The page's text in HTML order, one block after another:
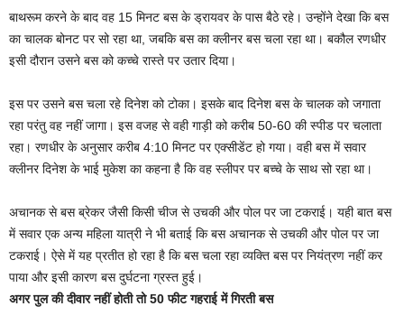
बाथरूम करने के बाद वह 15 मिनट बस के ड्रायवर के पास बैठे रहे। उन्होंने देखा कि बस
का चालक बोनट पर सो रहा था, जबकि बस का क्लीनर बस चला रहा था। बकौल रणधीर
इसी दौरान उसने बस को कच्चे रास्ते पर उतार दिया।
इस पर उसने बस चला रहे दिनेश को टोका। इसके बाद दिनेश बस के चालक को जगाता
रहा परंतु वह नहीं जागा। इस वजह से वही गाड़ी को करीब 50-60 की स्पीड पर चलाता
रहा। रणधीर के अनुसार करीब 4:10 मिनट पर एक्सीडेंट हो गया। वही बस में सवार
क्लीनर दिनेश के भाई मुकेश का कहना है कि वह स्लीपर पर बच्चे के साथ सो रहा था।
अचानक से बस ब्रेकर जैसी किसी चीज से उचकी और पोल पर जा टकराई। यही बात बस
में सवार एक अन्य महिला यात्री ने भी बताई कि बस अचानक से उचकी और पोल पर जा
टकराई। ऐसे में यह प्रतीत हो रहा है कि बस चला रहा व्यक्ति बस पर नियंत्रण नहीं कर
पाया और इसी कारण बस दुर्घटना ग्रस्त हुई।
अगर पुल की दीवार नहीं होती तो 50 फीट गहराई में गिरती बस